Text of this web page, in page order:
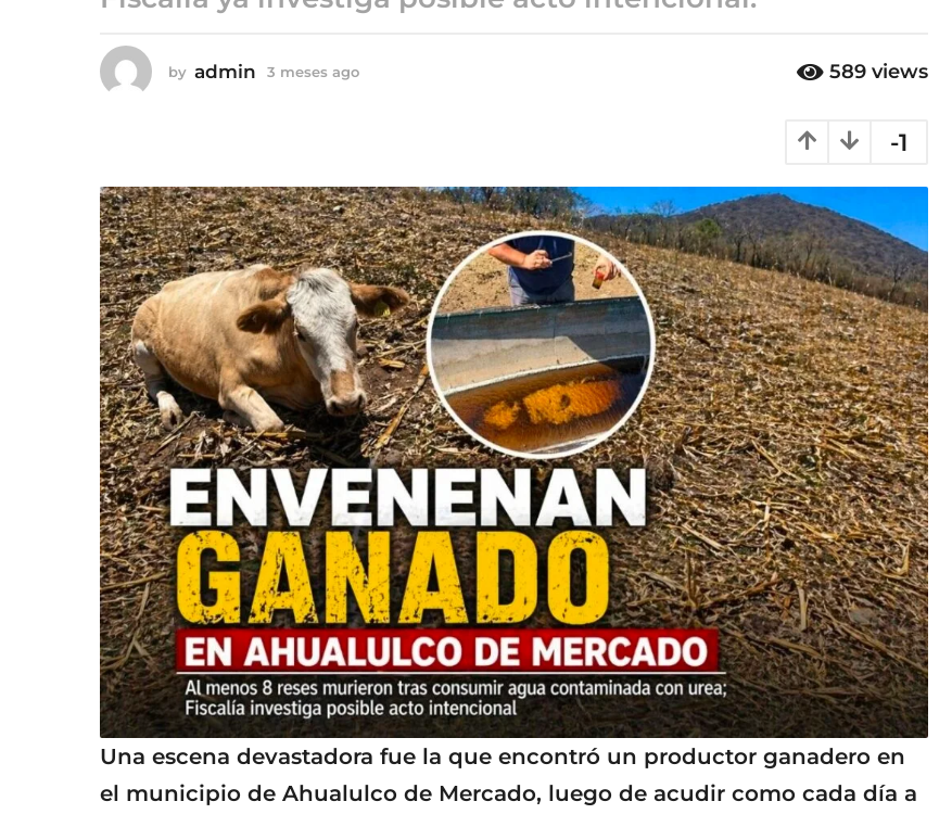
3
e
s
g
o
by admin 3 meses ago
a
g
o
589 views
-1
Una escena devastadora fue la que encontró un productor ganadero en
el municipio de Ahualulco de Mercado, luego de acudir como cada día a